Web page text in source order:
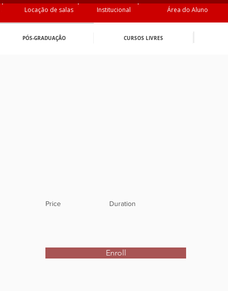
Locação de salas Institucional Área do Aluno
PÓS-GRADUAÇÂO CURSOS LIVRES
Price Duration
Enroll